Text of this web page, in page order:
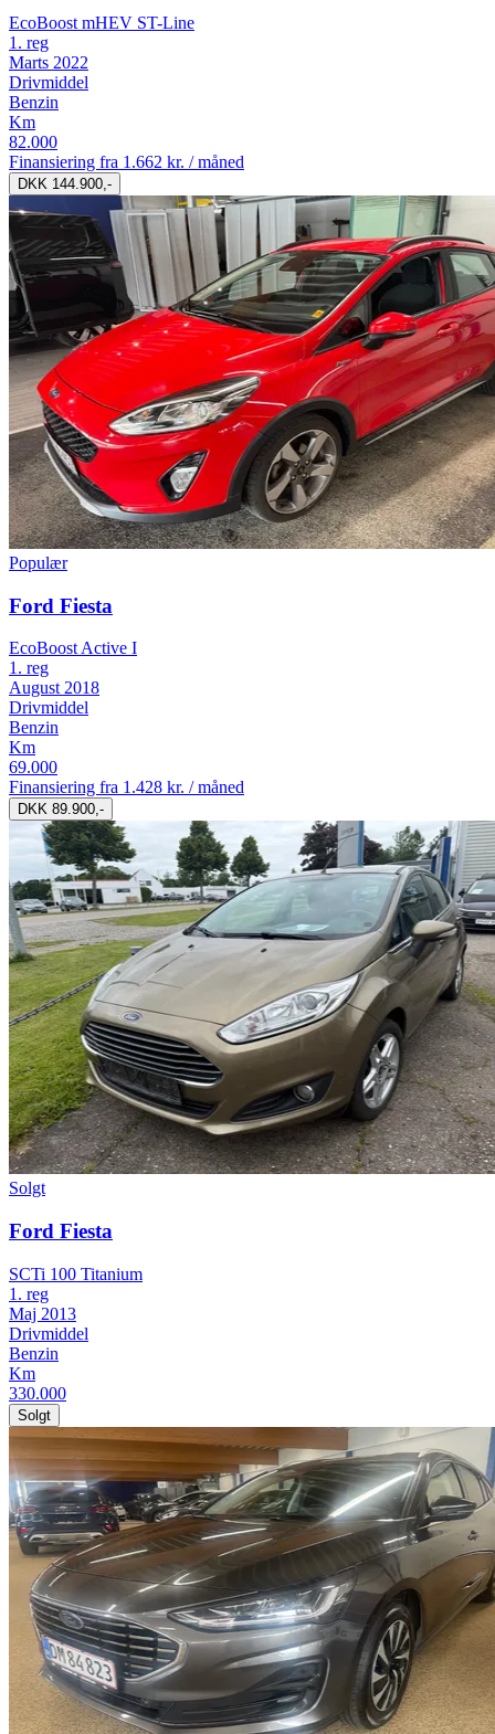
EcoBoost mHEV ST-Line
1. reg
Marts 2022
Drivmiddel
Benzin
Km
82.000
Finansiering fra 1.662 kr. / måned
DKK 144.900,-
Populær
Ford Fiesta
EcoBoost Active I
1. reg
August 2018
Drivmiddel
Benzin
Km
69.000
Finansiering fra 1.428 kr. / måned
DKK 89.900,-
Solgt
Ford Fiesta
SCTi 100 Titanium
1. reg
Maj 2013
Drivmiddel
Benzin
Km
330.000
Solgt